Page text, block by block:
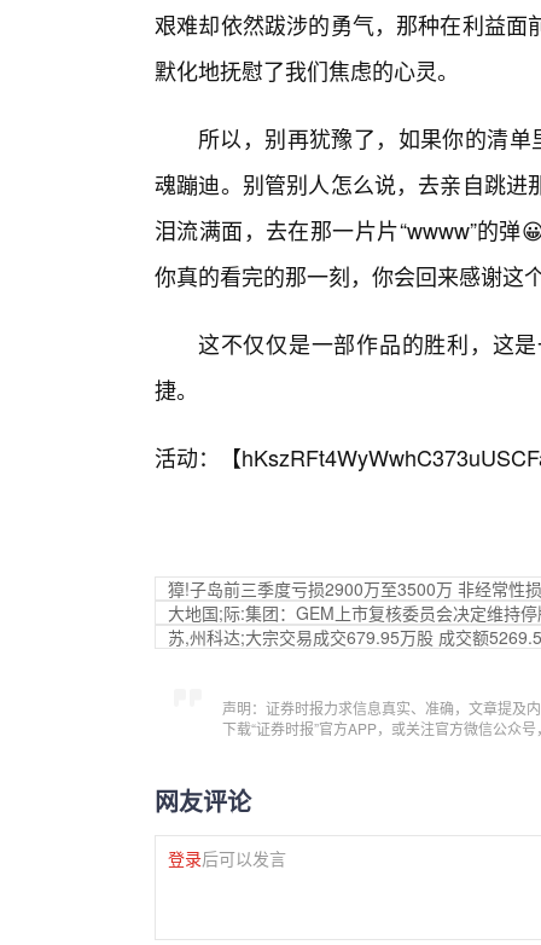
艰难却依然跋涉的勇气，那种在利益
默化地抚慰了我们焦虑的心灵。
所以，别再犹豫了，如果你的清单
魂蹦迪。别管别人怎么说，去亲自跳
泪流满面，去在那一片片“wwww”的
你真的看完的那一刻，你会回来感谢这
这不仅仅是一部作品的胜利，这
捷。
活动：【
獐!子岛前三季度亏损2900万至3500万 非经常性
大地国;际:集团：GEM上市复核委员会决定维持
苏,州科达;大宗交易成交679.95万股 成交额
声明：证券时报力求信息真实、准确，文章提及
下载“证券时报”官方APP，或关注官方微信公众
网友评论
登录后可以发言